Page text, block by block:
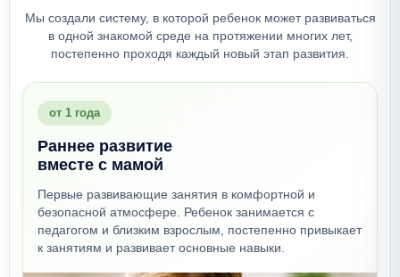
Мы создали систему, в которой ребенок может развиваться
в одной знакомой среде на протяжении многих лет,
постепенно проходя каждый новый этап развития.
от 1 года
Раннее развитие
вместе с мамой
Первые развивающие занятия в комфортной и
безопасной атмосфере. Ребенок занимается с
педагогом и близким взрослым, постепенно привыкает
к занятиям и развивает основные навыки.